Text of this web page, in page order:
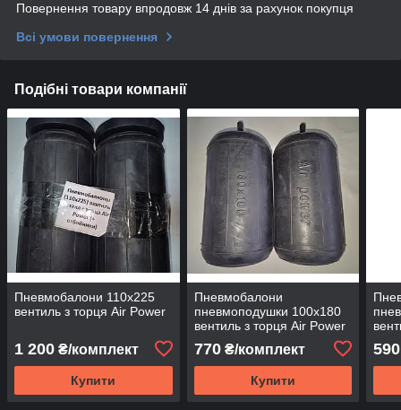
Повернення товару впродовж 14 днів за рахунок покупця
Всі умови повернення
Подібні товари компанії
Пневмобалони 110x225
вентиль з торця Air Power
1 200 ₴/комплект
Купити
Пневмобалони
пневмоподушки 100x180
вентиль з торця Air Power
770₴/комплект
Купити
590